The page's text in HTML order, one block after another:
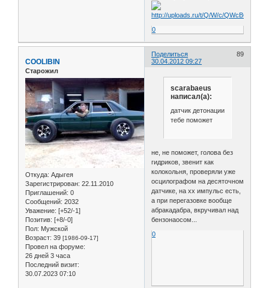
0
Поделиться
89
30.04.2012 09:27
COOLIBIN
Старожил
Откуда: Адыгея
Зарегистрирован: 22.11.2010
Приглашений: 0
Сообщений: 2032
Уважение: [+52/-1]
Позитив: [+8/-0]
Пол: Мужской
Возраст: 39 [1986-09-17]
Провел на форуме:
26 дней 3 часа
Последний визит:
30.07.2023 07:10
scarabaeus
написал(а):
датчик детонации
тебе поможет
не, не поможет, голова без
гидриков, звенит как
колокольня, проверяли уже
осцилографом на десяточном
датчике, на хх импульс есть,
а при перегазовке вообще
абракадабра, вкручивал над
бензонаосом...
0